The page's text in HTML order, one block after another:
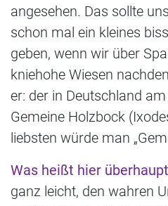
angesehen. Das sollte
schon mal ein kleines
geben, wenn wir über
kniehohe Wiesen
er: der in Deutschland
Gemeine Holzbock
liebsten würde man
Was heißt hier überhaupt
ganz leicht, den wahren